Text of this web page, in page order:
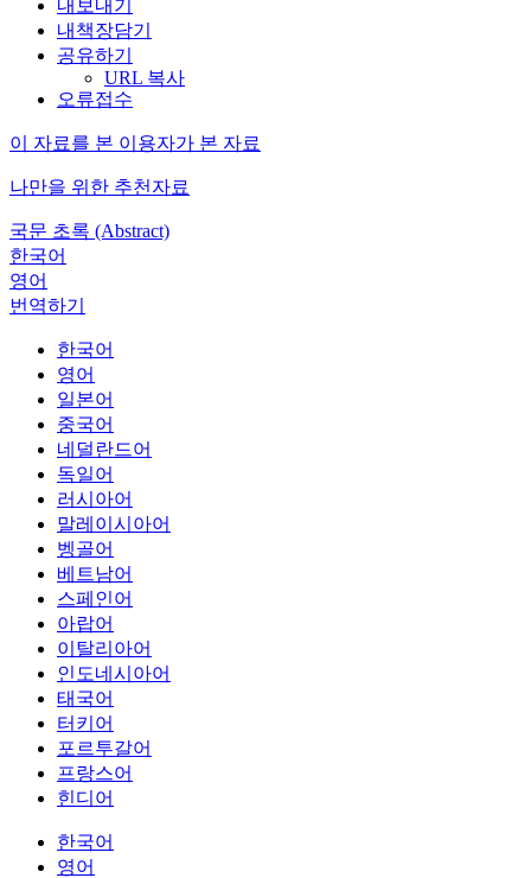
내보내기
내책장담기
공유하기
URL 복사
오류접수
이 자료를 본 이용자가 본 자료
나만을 위한 추천자료
국문 초록 (Abstract)
한국어
영어
번역하기
한국어
영어
일본어
중국어
네덜란드어
독일어
러시아어
말레이시아어
벵골어
베트남어
스페인어
아랍어
이탈리아어
인도네시아어
태국어
터키어
포르투갈어
프랑스어
힌디어
한국어
영어